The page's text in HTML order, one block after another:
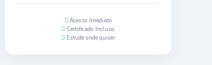
Acesso Imediato
Certificado Incluso
Estude onde quiser